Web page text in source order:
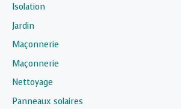
Isolation
Jardin
Maçonnerie
Maçonnerie
Nettoyage
Panneaux solaires